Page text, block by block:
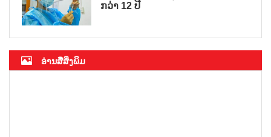
ກວ່າ 12 ປີ
ອ່ານສື່ສິ່ງພິມ